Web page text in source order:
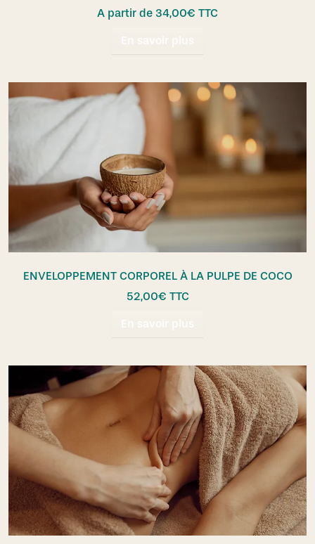
A partir de 34,00€ TTC
En savoir plus
ENVELOPPEMENT CORPOREL À LA PULPE DE COCO
52,00€ TTC
En savoir plus